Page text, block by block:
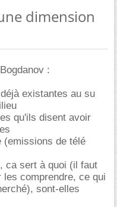
dimension
:
existantes au su
qu'ils disent avoir
(emissions de télé
ca sert à quoi (il faut
comprendre, ce qui
sont-elles